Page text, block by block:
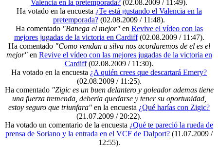
Valencia en la pretemporada? (02.08.2009 / 11:49).
Ha votado en la encuesta ¿Te está gustando el Valencia en la
pretemporada? (02.08.2009 / 11:48).
Ha comentado "Banega el mejor"en Revive el vídeo con las
mejores jugadas de la victoria en Cardiff (02.08.2009 / 11:47).
Ha comentado "Como vendan a silva nos acordaremos de el es el
mejor"en Revive el vídeo con las mejores jugadas de la victoria en
Cardiff (02.08.2009 / 11:30).
Ha votado en la encuesta ¿A quién crees que descartará Emery?
(02.08.2009 / 11:25).
Ha comentado "Zigic es un buen delantero y goleador ademas tiene
una fuerza tremenda, deberia quedarse y tener su oportunidad,
estoy seguro que triunfara" en la encuesta ¿Qué harías con Zigic?
(21.07.2009 / 20:22).
Ha votado un comentario de la encuesta ¿Qué te pareció la rueda de
prensa de Soriano y la entrada en el VCF de Dalport? (11.07.2009 /
12:55).